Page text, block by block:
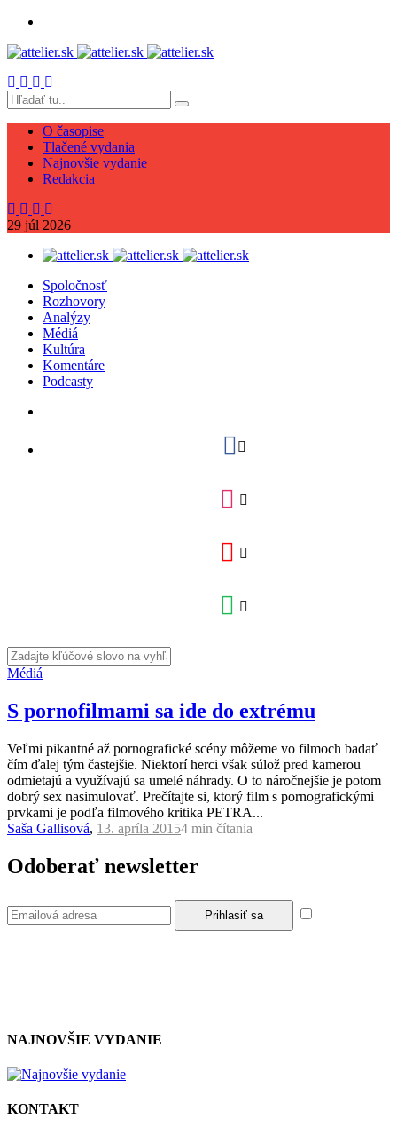
O časopise
Tlačené vydania
Najnovšie vydanie
Redakcia
29 júl 2026
Spoločnosť
Rozhovory
Analýzy
Médiá
Kultúra
Komentáre
Podcasty
Médiá
S pornofilmami sa ide do extrému
Veľmi pikantné až pornografické scény môžeme vo filmoch badať
čím ďalej tým častejšie. Niektorí herci však súlož pred kamerou
odmietajú a využívajú sa umelé náhrady. O to náročnejšie je potom
dobrý sex nasimulovať. Prečítajte si, ktorý film s pornografickými
prvkami je podľa filmového kritika PETRA...
Saša Gallisová, 13. apríla 20154 min čítania
Odoberať newsletter
NAJNOVŠIE VYDANIE
KONTAKT